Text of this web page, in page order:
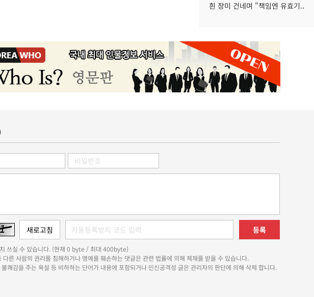
흰 장미 건네며 "책임엔 유효기..
등록
쓰실 수 있습니다. (현재 0 byte / 최대 400byte)
다른 사람의 권리를 침해하거나 명예를 훼손하는 댓글은 관련 법률에 의해 제재를 받을 수 있습니다.
쾌감을 주는 욕설 등 비하하는 단어가 내용에 포함되거나 인신공격성 글은 관리자의 판단에 의해 삭제 합니다.